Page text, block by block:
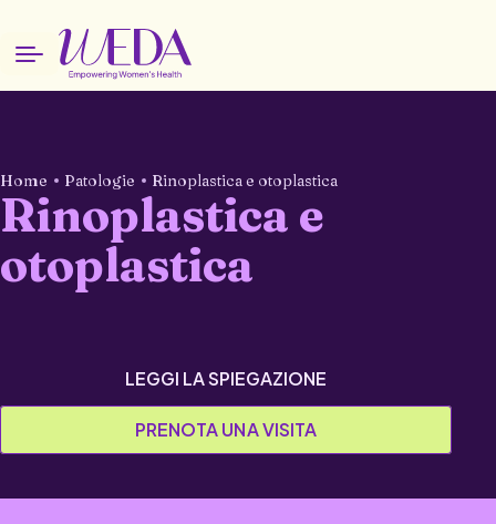
Home Patologie Rinoplastica e otoplastica
Rinoplastica e
otoplastica
PRENOTA UNA VISITA
LEGGI LA SPIEGAZIONE